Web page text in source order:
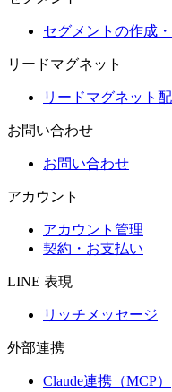
セグメントの作成
リードマグネット
リードマグネット
お問い合わせ
お問い合わせ
アカウント
アカウント管理
契約・お支払い
LINE 表現
リッチメッセージ
外部連携
Claude連携（MCP）